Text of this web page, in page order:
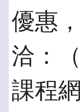
優惠
洽：
課程